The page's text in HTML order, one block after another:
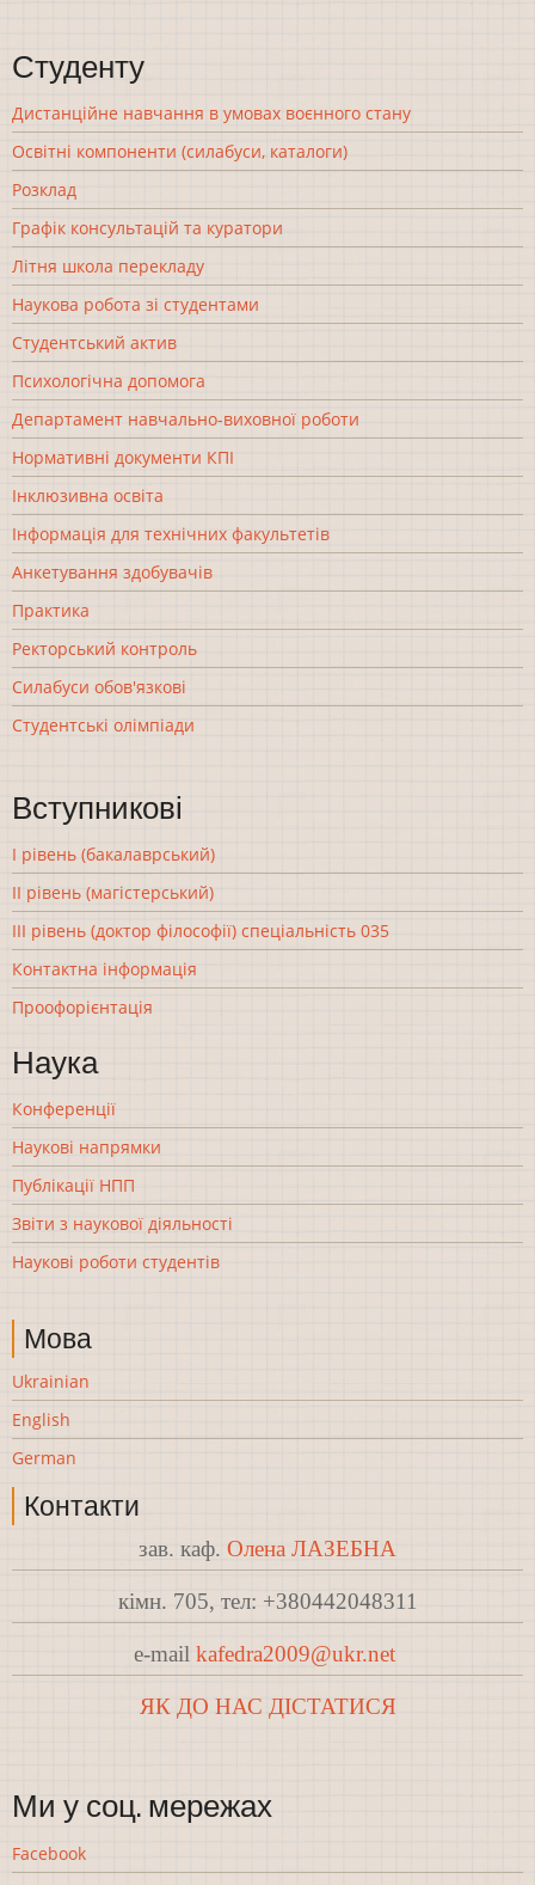
Студенту
Дистанційне навчання в умовах воєнного стану
Освітні компоненти (силабуси, каталоги)
Розклад
Графік консультацій та куратори
Літня школа перекладу
Наукова робота зі студентами
Студентський актив
Психологічна допомога
Департамент навчально-виховної роботи
Нормативні документи КПІ
Інклюзивна освіта
Інформація для технічних факультетів
Анкетування здобувачів
Практика
Ректорський контроль
Силабуси обов'язкові
Студентські олімпіади
Вступникові
І рівень (бакалаврський)
ІІ рівень (магістерський)
ІІІ рівень (доктор філософії) спеціальність 035
Контактна інформація
Проофорієнтація
Наука
Конференції
Наукові напрямки
Публікації НПП
Звіти з наукової діяльності
Наукові роботи студентів
Мова
Ukrainian
English
German
Контакти
зав. каф. Олена ЛАЗЕБНА
кімн. 705, тел: +380442048311
e-mail kafedra2009@ukr.net
ЯК ДО НАС ДІСТАТИСЯ
Ми у соц. мережах
Facebook